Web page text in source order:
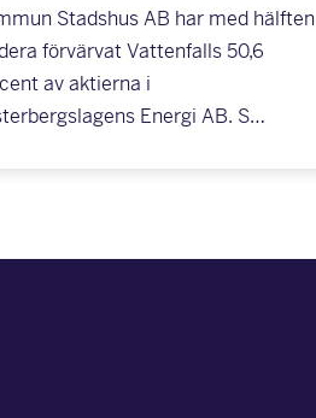
Stadshus AB har med hälften
förvärvat Vattenfalls 50,6
av aktierna i
Energi AB. S…